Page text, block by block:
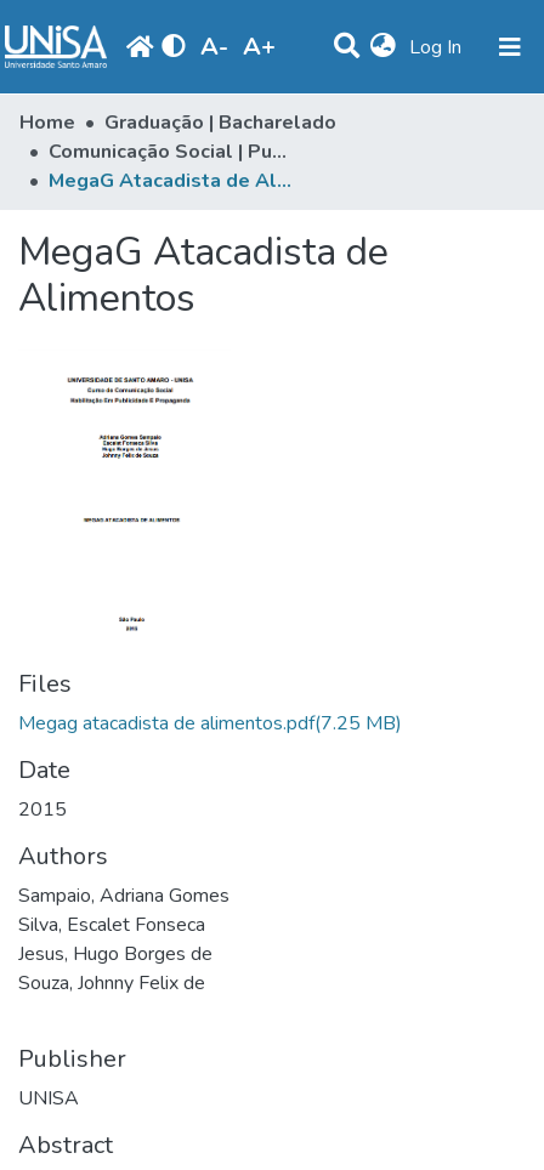
A- A+ Log In (current)
Communities & Collections
Statistics
Produção Docente
Library
Home
Graduação | Bacharelado
Comunicação Social | Publicidade & Propaganda
MegaG Atacadista de Alimentos
MegaG Atacadista de
Alimentos
Files
Megag atacadista de alimentos.pdf(7.25 MB)
Date
2015
Authors
Sampaio, Adriana Gomes
Silva, Escalet Fonseca
Jesus, Hugo Borges de
Souza, Johnny Felix de
Publisher
UNISA
Abstract